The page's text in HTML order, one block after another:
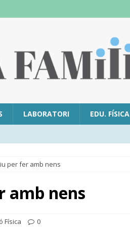
LABORATORI EDU. FÍSICA
per fer amb nens
amb nens
Física 0